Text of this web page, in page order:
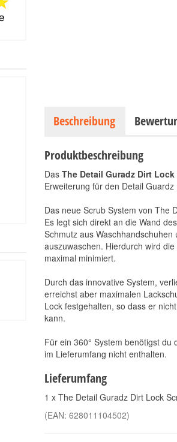
Beschreibung
Produktbeschreibung
Das The Detail Guradz Dirt Lock
Erweiterung für den Detail
Das neue Scrub System von The
Es legt sich direkt an die Wand
Schmutz aus
auszuwaschen. Hierdurch wird
maximal minimiert.
Durch das innovative System,
erreichst aber maximalen
Lock festgehalten, so dass er
kann.
Für ein 360° System benötigst du
im Lieferumfang nicht enthalten.
Lieferumfang
1 x The Detail Guradz Dirt Lock
(EAN: 628011104502)